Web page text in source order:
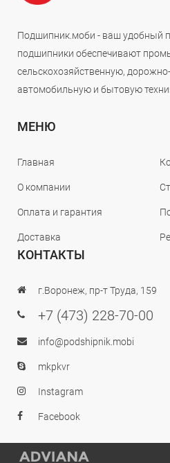
Подшипник.моби - ваш удобный
подшипники обеспечивают
сельскохозяйственную,
автомобильную и бытовую
МЕНЮ
Главная
О компании
Оплата и гарантия
Доставка
КОНТАКТЫ
г.Воронеж, пр-т Труда, 159
+7 (473) 228-70-00
info@podshipnik.mobi
mkpkvr
Instagram
Facebook